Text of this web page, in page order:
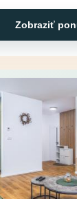
Zobraziť